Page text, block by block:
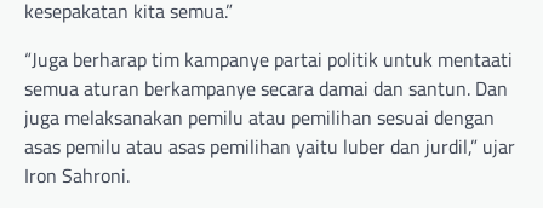
kesepakatan kita semua.”
“Juga berharap tim kampanye partai politik untuk mentaati
semua aturan berkampanye secara damai dan santun. Dan
juga melaksanakan pemilu atau pemilihan sesuai dengan
asas pemilu atau asas pemilihan yaitu luber dan jurdil,” ujar
Iron Sahroni.